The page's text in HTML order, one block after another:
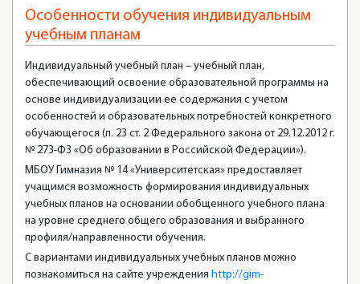
Особенности обучения индивидуальным
учебным планам
Индивидуальный учебный план – учебный план,
обеспечивающий освоение образовательной программы на
основе индивидуализации ее содержания с учетом
особенностей и образовательных потребностей конкретного
обучающегося (п. 23 ст. 2 Федерального закона от 29.12.2012 г.
№ 273-ФЗ «Об образовании в Российской Федерации»).
МБОУ Гимназия № 14 «Университетская» предоставляет
учащимся возможность формирования индивидуальных
учебных планов на основании обобщенного учебного плана
на уровне среднего общего образования и выбранного
профиля/направленности обучения.
С вариантами индивидуальных учебных планов можно
познакомиться на сайте учреждения http://gim-